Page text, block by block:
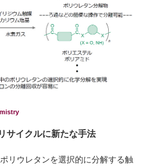
サイクルに新たな手法
リウレタンを選択的に分解する触